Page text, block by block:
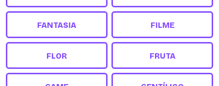
FANTASIA FILME
FLOR FRUTA